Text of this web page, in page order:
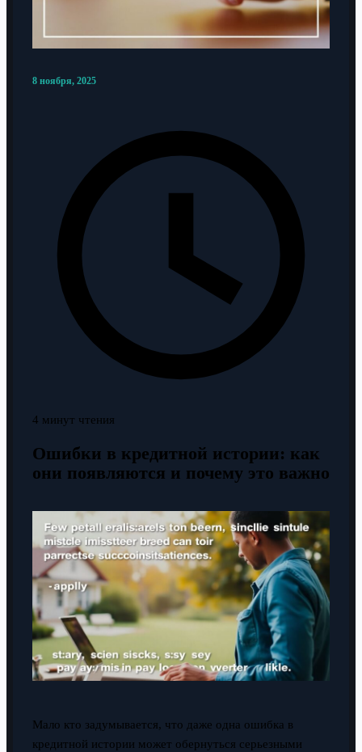
8 ноября, 2025
4 минут чтения
Ошибки в кредитной истории: как
они появляются и почему это важно
Мало кто задумывается, что даже одна ошибка в
кредитной истории может обернуться серьезными